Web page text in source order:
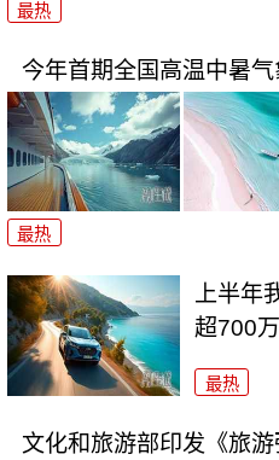
最热
今年首期全国高温中暑
最热
上半年
超700
最热
文化和旅游部印发《旅游